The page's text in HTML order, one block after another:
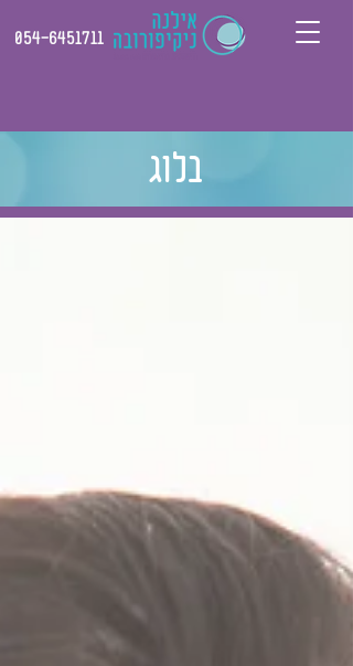
054-6451711
בלוג